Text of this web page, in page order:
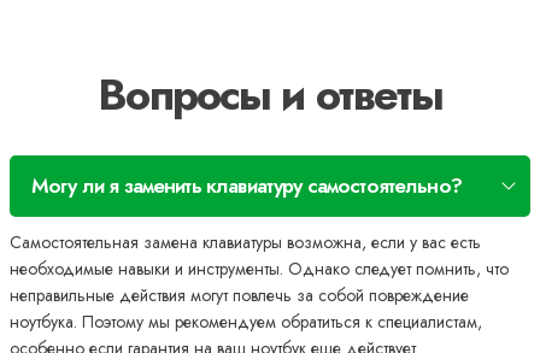
Вопросы и ответы
Могу ли я заменить клавиатуру самостоятельно?
Самостоятельная замена клавиатуры возможна, если у вас есть
необходимые навыки и инструменты. Однако следует помнить, что
неправильные действия могут повлечь за собой повреждение
ноутбука. Поэтому мы рекомендуем обратиться к специалистам,
особенно если гарантия на ваш ноутбук еще действует.